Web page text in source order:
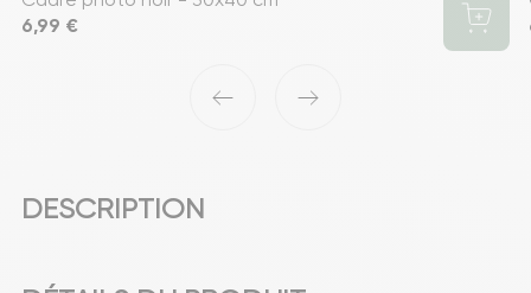
Prix
6,99 €
‹ ›
DESCRIPTION